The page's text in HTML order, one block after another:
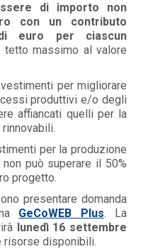
di importo non
con un contributo
euro per ciascun
tetto massimo al valore
per migliorare
produttivi e/o degli
affiancati quelli per la
per la produzione
può superare il 50%
progetto.
presentare domanda
GeCoWEB Plus. La
lunedì 16 settembre
risorse disponibili.